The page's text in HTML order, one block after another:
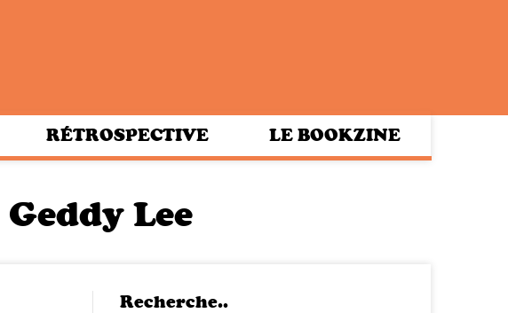
RÉTROSPECTIVE LE BOOKZINE
Geddy Lee
Recherche..